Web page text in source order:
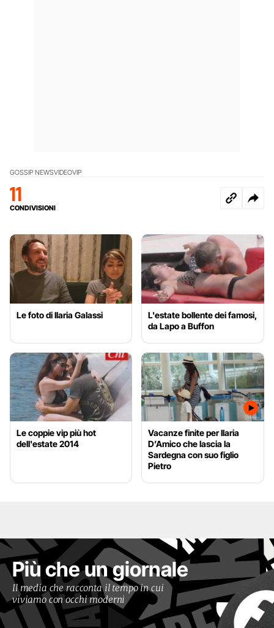
GOSSIP NEWSVIDEOVIP
11
CONDIVISIONI
Le foto di Ilaria Galassi
L'estate bollente dei famosi,
da Lapo a Buffon
Le coppie vip più hot
dell'estate 2014
Vacanze finite per Ilaria
D’Amico che lascia la
Sardegna con suo figlio
Pietro
Più che un giornale
Il media che racconta il tempo in cui
viviamo con occhi moderni